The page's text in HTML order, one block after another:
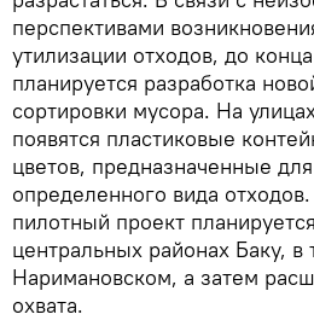
перспективами
утилизации отходов, до
планируется разработка
сортировки мусора. На
появятся пластиковые
цветов, предназначенные
определенного вида
пилотный проект
центральных районах Баку, в
Наримановском, а затем
охвата.